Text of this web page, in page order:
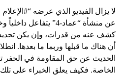
لا يزال الفيديو الذي عرضه
عن منشأة “عماد-4”
أن هناك ما قبلها وربما ما بعدها.
الحديث عن حق المقاومة في الحفر
الخاصة. فكيف يعلق الخبراء على تلك